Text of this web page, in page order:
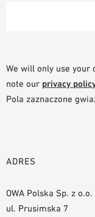
We will only use your
note our privacy
Pola zaznaczone
ADRES
OWA Polska Sp. z o.o.
ul. Prusimska 7